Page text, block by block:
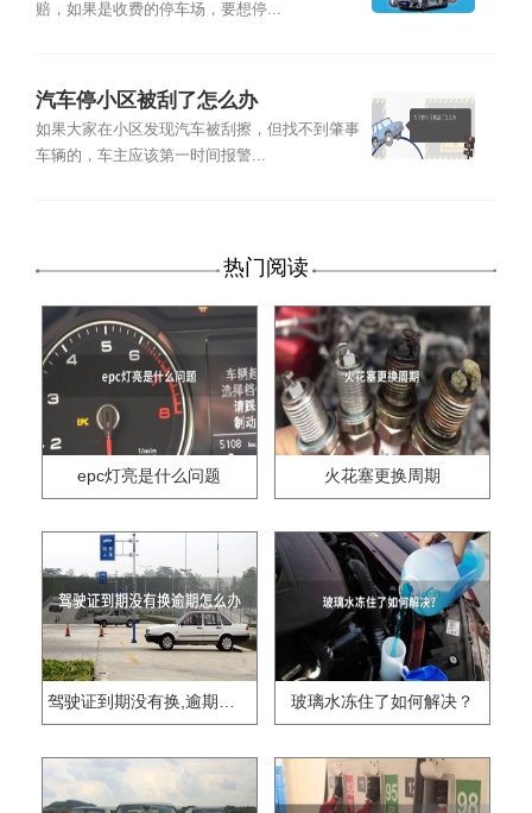
赔，如果是收费的停车场，要想停...
汽车停小区被刮了怎么办
如果大家在小区发现汽车被刮擦，但找不到肇事
车辆的，车主应该第一时间报警...
热门阅读
epc灯亮是什么问题 火花塞更换周期
驾驶证到期没有换,逾期怎么办?? 玻璃水冻住了如何解决？